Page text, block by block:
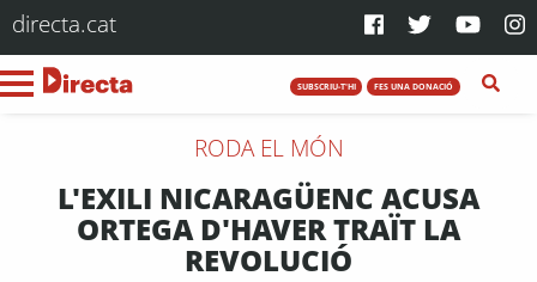
directa.cat
SUBSCRIU-T'HI FES UNA DONACIÓ
RODA EL MÓN
L'EXILI NICARAGÜENC ACUSA
ORTEGA D'HAVER TRAÏT LA
REVOLUCIÓ